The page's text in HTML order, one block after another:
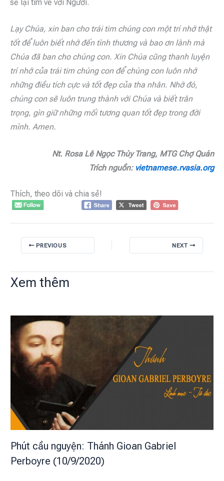
sẽ lại tìm về với Người.
Lạy Chúa, xin ban cho trái tim chúng con một trí nhớ thật
tốt để luôn biết nhớ đến tình thương và bao ơn lành mà
Chúa đã ban cho chúng con. Xin Chúa cũng thanh luyện
trí nhớ của trái tim chúng con để chúng con luôn nhớ
những điều tích cực và tốt đẹp của tha nhân. Nhờ đó,
chúng con sẽ luôn trung thành với Chúa và biết trân
trọng, gìn giữ những mối tương quan tốt đẹp trong đời
mình. Amen.
Nt. Rosa Lê Ngọc Thùy Trang, MTG Chợ Quán
Trích nguồn: vietnamese.rvasia.org
Thích, theo dõi và chia sẻ!
PREVIOUS NEXT
Xem thêm
Phút cầu nguyện: Thánh Gioan Gabriel
Perboyre (10/9/2020)